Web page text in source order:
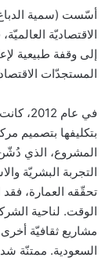
أسّست (سمية
إلى وقفة طبيعية
المستجدّات
بتكليفها بتصميم
التجربة البشريّة
تحقّقه العمارة، فقد
الوقت. لناحية
مشاريع ثقافيّة أخرى
السعودية. ممتنّة